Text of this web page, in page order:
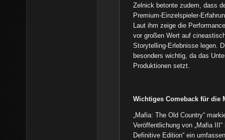
Zelnick betonte zudem, dass
Premium-Einzelspieler-
Laut ihm zeige die
vor großen Wert auf
Storytelling-Erlebnisse legen.
besonders wichtig, da das
Produktionen setzt.
Wichtiges Comeback für die
„Mafia: The Old Country“
Veröffentlichung von „Mafia
Definitive Edition“ ein